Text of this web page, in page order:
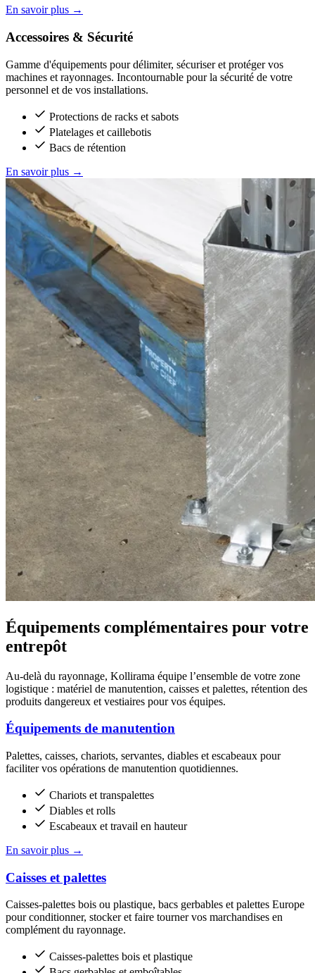
En savoir plus →
Accessoires & Sécurité
Gamme d'équipements pour délimiter, sécuriser et protéger vos
machines et rayonnages. Incontournable pour la sécurité de votre
personnel et de vos installations.
Protections de racks et sabots
Platelages et caillebotis
Bacs de rétention
En savoir plus →
Équipements complémentaires pour votre
entrepôt
Au-delà du rayonnage, Kollirama équipe l’ensemble de votre zone
logistique : matériel de manutention, caisses et palettes, rétention des
produits dangereux et vestiaires pour vos équipes.
Équipements de manutention
Palettes, caisses, chariots, servantes, diables et escabeaux pour
faciliter vos opérations de manutention quotidiennes.
Chariots et transpalettes
Diables et rolls
Escabeaux et travail en hauteur
En savoir plus →
Caisses et palettes
Caisses-palettes bois ou plastique, bacs gerbables et palettes Europe
pour conditionner, stocker et faire tourner vos marchandises en
complément du rayonnage.
Caisses-palettes bois et plastique